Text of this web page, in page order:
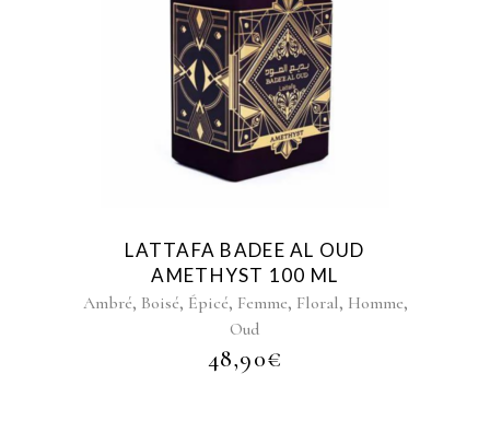
LATTAFA BADEE AL OUD
AMETHYST 100 ML
Ambré, Boisé, Épicé, Femme, Floral, Homme,
Oud
48,90€